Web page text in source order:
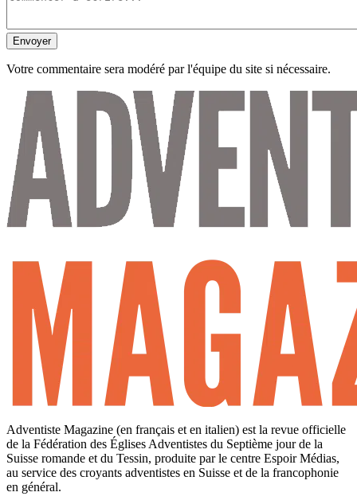
Envoyer
Votre commentaire sera modéré par l'équipe du site si nécessaire.
Adventiste Magazine (en français et en italien) est la revue officielle
de la Fédération des Églises Adventistes du Septième jour de la
Suisse romande et du Tessin, produite par le centre Espoir Médias,
au service des croyants adventistes en Suisse et de la francophonie
en général.